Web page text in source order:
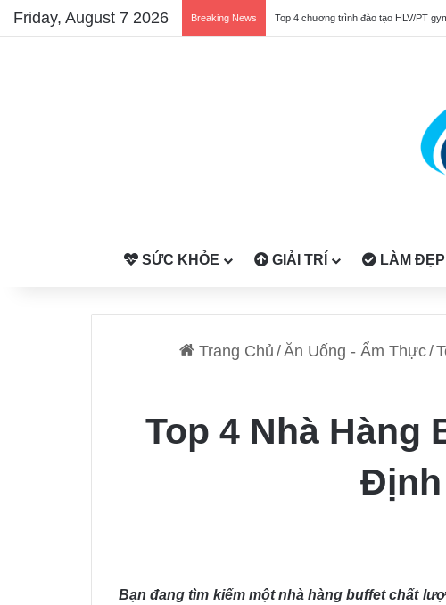
Friday, August 7 2026 Breaking News Top 4 chương trình đào tạo HLV/PT
SỨC KHỎE GIẢI TRÍ LÀM ĐẸP
Trang Chủ /Ăn Uống - Ẩm Thực/
Top 4 Nhà Hàng
Định
Bạn đang tìm kiếm một nhà hàng buffet chất